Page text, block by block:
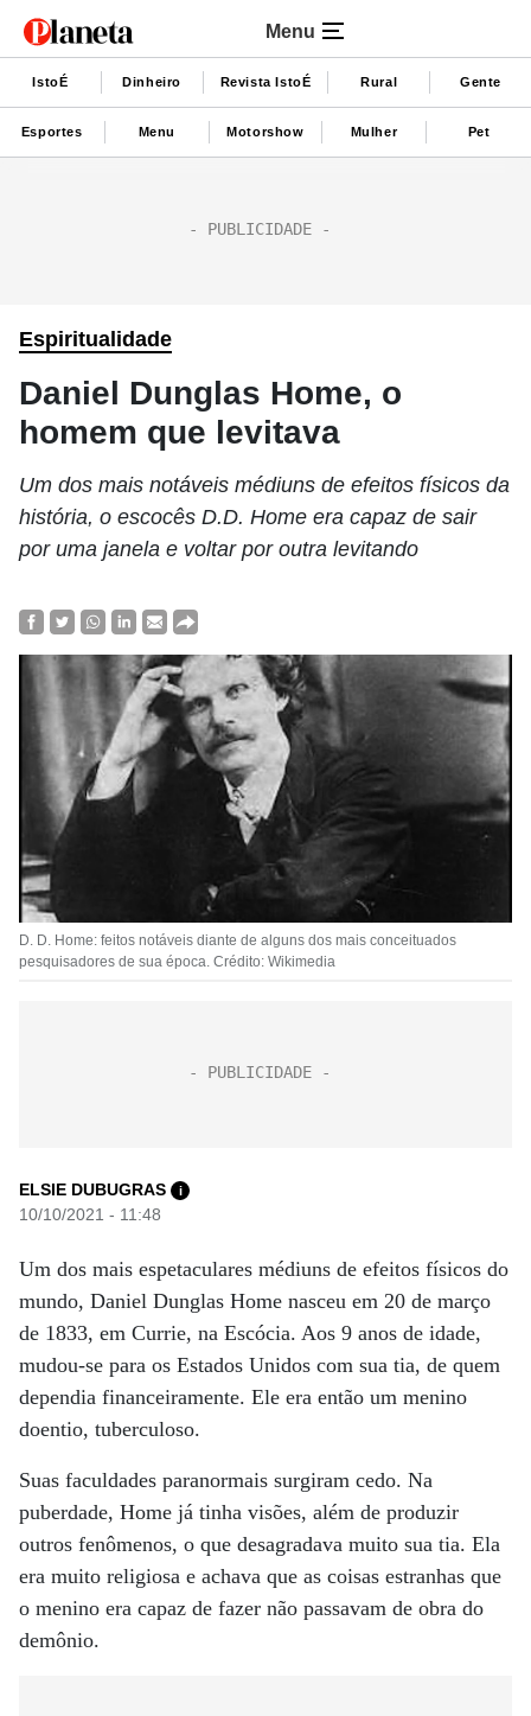
Menu
IstoÉ Dinheiro Revista IstoÉ Rural Gente
Esportes Menu Motorshow Mulher Pet
Espiritualidade
Daniel Dunglas Home, o
homem que levitava
Um dos mais notáveis médiuns de efeitos físicos da
história, o escocês D.D. Home era capaz de sair
por uma janela e voltar por outra levitando
D. D. Home: feitos notáveis diante de alguns dos mais conceituados
pesquisadores de sua época. Crédito: Wikimedia
ELSIE DUBUGRAS i
10/10/2021 - 11:48
Um dos mais espetaculares médiuns de efeitos físicos do
mundo, Daniel Dunglas Home nasceu em 20 de março
de 1833, em Currie, na Escócia. Aos 9 anos de idade,
mudou-se para os Estados Unidos com sua tia, de quem
dependia financeiramente. Ele era então um menino
doentio, tuberculoso.
Suas faculdades paranormais surgiram cedo. Na
puberdade, Home já tinha visões, além de produzir
outros fenômenos, o que desagradava muito sua tia. Ela
era muito religiosa e achava que as coisas estranhas que
o menino era capaz de fazer não passavam de obra do
demônio.